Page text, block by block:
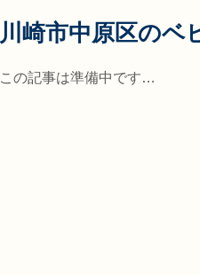
川崎市中原区のベ
この記事は準備中です…